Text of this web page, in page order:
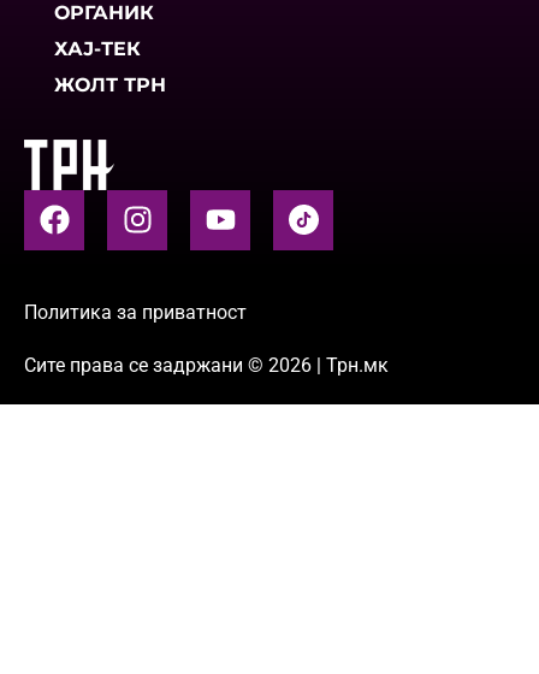
ОРГАНИК
ХАЈ-ТЕК
ЖОЛТ ТРН
Политика за приватност
Сите права се задржани © 2026 | Трн.мк